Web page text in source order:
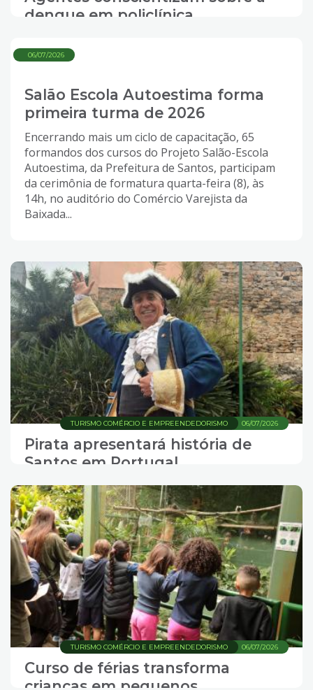
dengue em policlínica
06/07/2026
Salão Escola Autoestima forma
primeira turma de 2026
Encerrando mais um ciclo de capacitação, 65
formandos dos cursos do Projeto Salão-Escola
Autoestima, da Prefeitura de Santos, participam
da cerimônia de formatura quarta-feira (8), às
14h, no auditório do Comércio Varejista da
Baixada...
06/07/2026
TURISMO COMÉRCIO E EMPREENDEDORISMO
Pirata apresentará história de
Santos em Portugal
06/07/2026
TURISMO COMÉRCIO E EMPREENDEDORISMO
Curso de férias transforma
crianças em pequenos